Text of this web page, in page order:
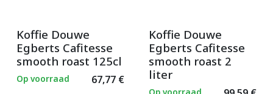
Koffie Douwe
Egberts Cafitesse
smooth roast 125cl
67,77€
Op voorraad
Koffie Douwe
Egberts Cafitesse
smooth roast 2
liter